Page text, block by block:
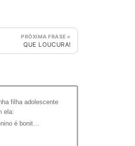
PRÓXIMA FRASE »
QUE LOUCURA!
filha adolescente
ela:
é bonit…